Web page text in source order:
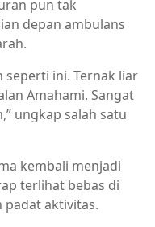
pun tak
depan ambulans
seperti ini. Ternak liar
Amahami. Sangat
ungkap salah satu
kembali menjadi
terlihat bebas di
padat aktivitas.